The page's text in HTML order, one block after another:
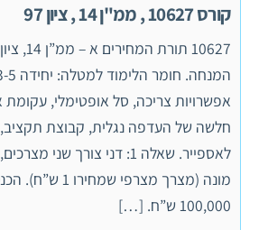
קורס 10627 , ממ"ן 14 , ציון 97
אפשרויות צריכה, סל אופטימלי,
חלשה של העדפה נגלית, קבוצת תקציב,
לאספייר. שאלה 1: דני צורך שני
מונה (מצרך מצרפי
100,000 ש”ח. […]